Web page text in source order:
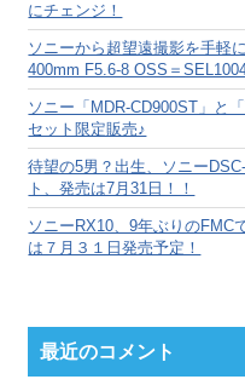
にチェンジ！
ソニーから超望遠撮影を手軽
400mm F5.6-8 OSS＝
ソニー「MDR-CD900ST」と
セット限定販売♪
待望の5男？出生、ソニー
ト、発売は7月31日！！
ソニーRX10、9年ぶりのFMC
は７月３１日発売予定！
最近のコメント